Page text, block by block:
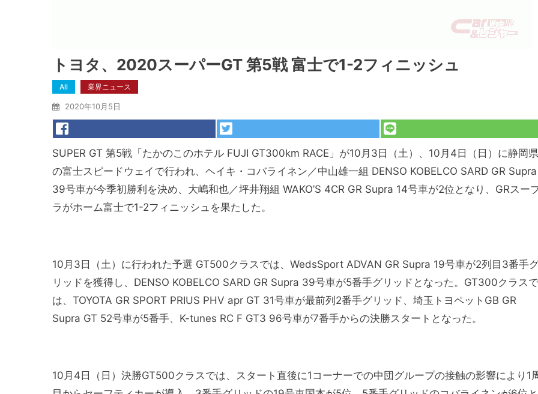
トヨタ、2020スーパーGT 第5戦 富士で1-2フィニッシュ
All 業界ニュース
2020年10月5日
SUPER GT 第5戦「たかのこのホテル FUJI GT300km RACE」が10月3日（土）、10月4日（日）に静岡県
の富士スピードウェイで行われ、ヘイキ・コバライネン／中山雄一組 DENSO KOBELCO SARD GR Supra
39号車が今季初勝利を決め、大嶋和也／坪井翔組 WAKO’S 4CR GR Supra 14号車が2位となり、GRスー
ラがホーム富士で1-2フィニッシュを果たした。
10月3日（土）に行われた予選 GT500クラスでは、WedsSport ADVAN GR Supra 19号車が2列目3番手
リッドを獲得し、DENSO KOBELCO SARD GR Supra 39号車が5番手グリッドとなった。GT300クラスで
は、TOYOTA GR SPORT PRIUS PHV apr GT 31号車が最前列2番手グリッド、埼玉トヨペットGB GR
Supra GT 52号車が5番手、K-tunes RC F GT3 96号車が7番手からの決勝スタートとなった。
10月4日（日）決勝GT500クラスでは、スタート直後に1コーナーでの中団グループの接触の影響により1